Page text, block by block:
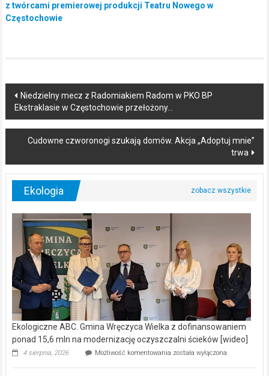
z twórcami premierowej produkcji Teatru Nowego w
Częstochowie
Post
navigation
Niedzielny mecz z Radomiakiem Radom w PKO BP
Ekstraklasie w Częstochowie przełożony…
Cudowne czworonogi szukają domów. Akcja „Adoptuj mnie”
trwa
Ekologia
Ekologiczne ABC. Gmina Wręczyca Wielka z dofinansowaniem
ponad 15,6 mln na modernizację oczyszczalni ścieków [wideo]
4 sierpnia, 2026 Możliwość komentowania Ekologiczne
została wyłączona